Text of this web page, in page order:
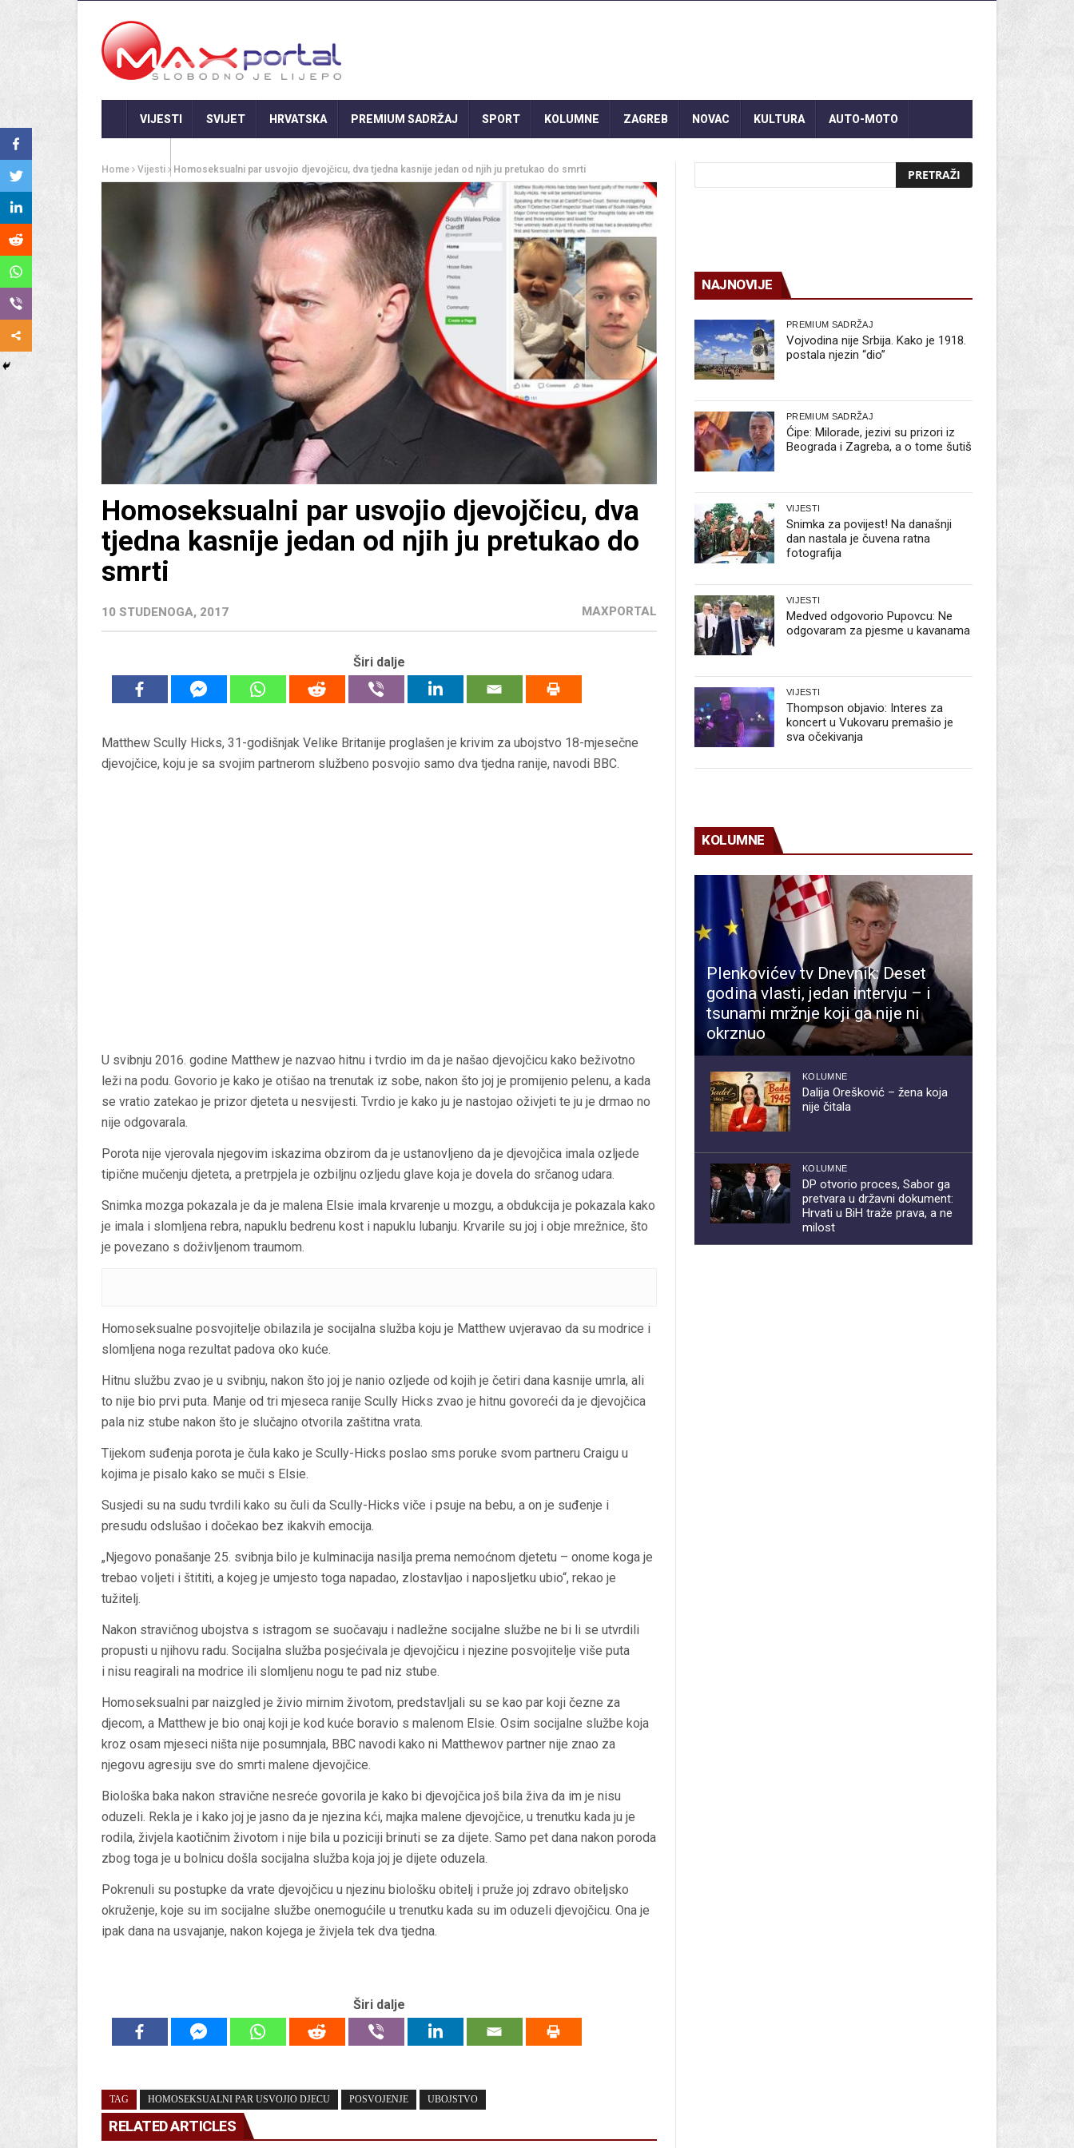
VIJESTI SVIJET HRVATSKA PREMIUM SADRŽAJ SPORT KOLUMNE ZAGREB NOVAC KULTURA AUTO-MOTO
Home Vijesti Homoseksualni par usvojio djevojčicu, dva tjedna kasnije jedan od njih ju pretukao do smrti
Homoseksualni par usvojio djevojčicu, dva
tjedna kasnije jedan od njih ju pretukao do
smrti
10 STUDENOGA, 2017 MAXPORTAL
Širi dalje
Matthew Scully Hicks, 31-godišnjak Velike Britanije proglašen je krivim za ubojstvo 18-mjesečne
djevojčice, koju je sa svojim partnerom službeno posvojio samo dva tjedna ranije, navodi BBC.
U svibnju 2016. godine Matthew je nazvao hitnu i tvrdio im da je našao djevojčicu kako beživotno
leži na podu. Govorio je kako je otišao na trenutak iz sobe, nakon što joj je promijenio pelenu, a kada
se vratio zatekao je prizor djeteta u nesvijesti. Tvrdio je kako ju je nastojao oživjeti te ju je drmao no
nije odgovarala.
Porota nije vjerovala njegovim iskazima obzirom da je ustanovljeno da je djevojčica imala ozljede
tipične mučenju djeteta, a pretrpjela je ozbiljnu ozljedu glave koja je dovela do srčanog udara.
Snimka mozga pokazala je da je malena Elsie imala krvarenje u mozgu, a obdukcija je pokazala kako
je imala i slomljena rebra, napuklu bedrenu kost i napuklu lubanju. Krvarile su joj i obje mrežnice, što
je povezano s doživljenom traumom.
Homoseksualne posvojitelje obilazila je socijalna služba koju je Matthew uvjeravao da su modrice i
slomljena noga rezultat padova oko kuće.
Hitnu službu zvao je u svibnju, nakon što joj je nanio ozljede od kojih je četiri dana kasnije umrla, ali
to nije bio prvi puta. Manje od tri mjeseca ranije Scully Hicks zvao je hitnu govoreći da je djevojčica
pala niz stube nakon što je slučajno otvorila zaštitna vrata.
Tijekom suđenja porota je čula kako je Scully-Hicks poslao sms poruke svom partneru Craigu u
kojima je pisalo kako se muči s Elsie.
Susjedi su na sudu tvrdili kako su čuli da Scully-Hicks viče i psuje na bebu, a on je suđenje i
presudu odslušao i dočekao bez ikakvih emocija.
„Njegovo ponašanje 25. svibnja bilo je kulminacija nasilja prema nemoćnom djetetu – onome koga je
trebao voljeti i štititi, a kojeg je umjesto toga napadao, zlostavljao i naposljetku ubio“, rekao je
tužitelj.
Nakon stravičnog ubojstva s istragom se suočavaju i nadležne socijalne službe ne bi li se utvrdili
propusti u njihovu radu. Socijalna služba posjećivala je djevojčicu i njezine posvojitelje više puta
i nisu reagirali na modrice ili slomljenu nogu te pad niz stube.
Homoseksualni par naizgled je živio mirnim životom, predstavljali su se kao par koji čezne za
djecom, a Matthew je bio onaj koji je kod kuće boravio s malenom Elsie. Osim socijalne službe koja
kroz osam mjeseci ništa nije posumnjala, BBC navodi kako ni Matthewov partner nije znao za
njegovu agresiju sve do smrti malene djevojčice.
Biološka baka nakon stravične nesreće govorila je kako bi djevojčica još bila živa da im je nisu
oduzeli. Rekla je i kako joj je jasno da je njezina kći, majka malene djevojčice, u trenutku kada ju je
rodila, živjela kaotičnim životom i nije bila u poziciji brinuti se za dijete. Samo pet dana nakon poroda
zbog toga je u bolnicu došla socijalna služba koja joj je dijete oduzela.
Pokrenuli su postupke da vrate djevojčicu u njezinu biološku obitelj i pruže joj zdravo obiteljsko
okruženje, koje su im socijalne službe onemogućile u trenutku kada su im oduzeli djevojčicu. Ona je
ipak dana na usvajanje, nakon kojega je živjela tek dva tjedna.
Širi dalje
TAG HOMOSEKSUALNI PAR USVOJIO DJECU POSVOJENJE UBOJSTVO
RELATED ARTICLES
NAJNOVIJE
PREMIUM SADRŽAJ
Vojvodina nije Srbija. Kako je 1918.
postala njezin “dio”
PREMIUM SADRŽAJ
Ćipe: Milorade, jezivi su prizori iz
Beograda i Zagreba, a o tome šutiš
VIJESTI
Snimka za povijest! Na današnji
dan nastala je čuvena ratna
fotografija
VIJESTI
Medved odgovorio Pupovcu: Ne
odgovaram za pjesme u kavanama
VIJESTI
Thompson objavio: Interes za
koncert u Vukovaru premašio je
sva očekivanja
KOLUMNE
Plenkovićev tv Dnevnik: Deset
godina vlasti, jedan intervju – i
tsunami mržnje koji ga nije ni
okrznuo
KOLUMNE
Dalija Orešković – žena koja
nije čitala
KOLUMNE
DP otvorio proces, Sabor ga
pretvara u državni dokument:
Hrvati u BiH traže prava, a ne
milost